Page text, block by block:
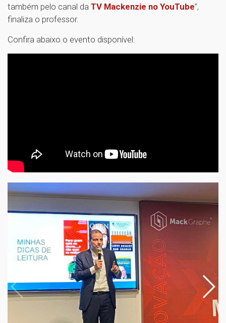
também pelo canal da TV Mackenzie no YouTube”,
finaliza o professor.
Confira abaixo o evento disponível: